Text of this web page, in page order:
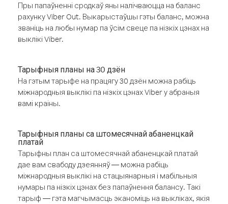
Пры папаўненні сродкаў яны налічваюцца на баланс
рахунку Viber Out. Выкарыстаўшы гэты баланс, можна
званіць на любы нумар па ўсім свеце па нізкіх цэнах на
выклікі Viber.
Тарыфныя планы на 30 дзён
На гэтым тарыфе на працягу 30 дзён можна рабіць
міжнародныя выклікі па нізкіх цэнах Viber у абраныя
вамі краіны.
Тарыфныя планы са штомесячнай абаненцкай
платай
Тарыфны план са штомесячнай абаненцкай платай
дае вам свабоду дзеянняў — можна рабіць
міжнародныя выклікі на стацыянарныя і мабільныя
нумары па нізкіх цэнах без папаўнення балансу. Такі
тарыф — гэта магчымасць эканоміць на выкліках, якія